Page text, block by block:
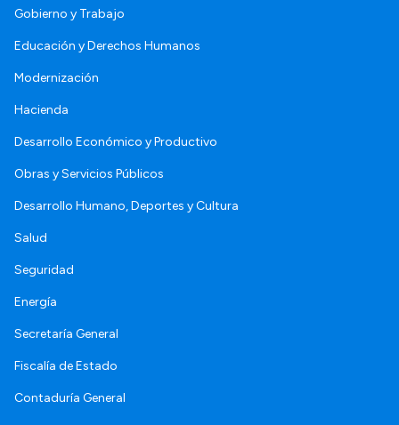
Gobierno y Trabajo
Educación y Derechos Humanos
Modernización
Hacienda
Desarrollo Económico y Productivo
Obras y Servicios Públicos
Desarrollo Humano, Deportes y Cultura
Salud
Seguridad
Energía
Secretaría General
Fiscalía de Estado
Contaduría General